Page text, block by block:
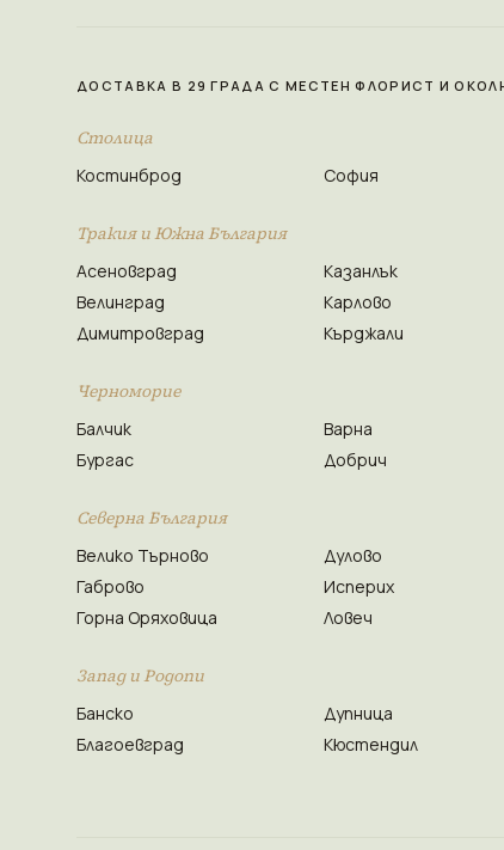
ДОСТАВКА В 29 ГРАДА С МЕСТЕН ФЛОРИСТ И
Столица
Костинброд София
Тракия и Южна България
Асеновград
Велинград
Димитровград
Казанлък
Карлово
Кърджали
Черноморие
Балчик
Бургас
Варна
Добрич
Северна България
Велико Търново
Габрово
Горна Оряховица
Дулово
Исперих
Ловеч
Запад и Родопи
Банско
Благоевград
Дупница
Кюстендил